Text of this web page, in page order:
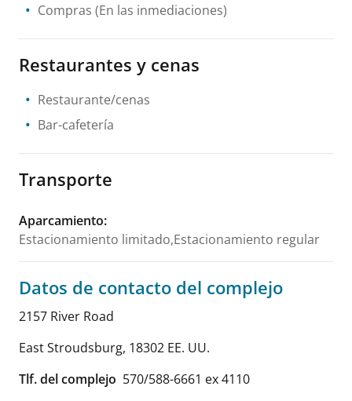
Compras (En las inmediaciones)
Restaurantes y cenas
Restaurante/cenas
Bar-cafetería
Transporte
Aparcamiento:
Estacionamiento limitado,Estacionamiento regular
Datos de contacto del complejo
2157 River Road
East Stroudsburg, 18302 EE. UU.
Tlf. del complejo 570/588-6661 ex 4110